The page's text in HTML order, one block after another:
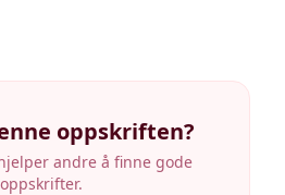
oppskriften?
andre å finne gode
oppskrifter.